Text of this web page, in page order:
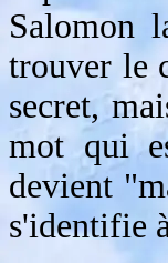
Salomon
trouver le
secret,
mot qui
devient
s'identifie